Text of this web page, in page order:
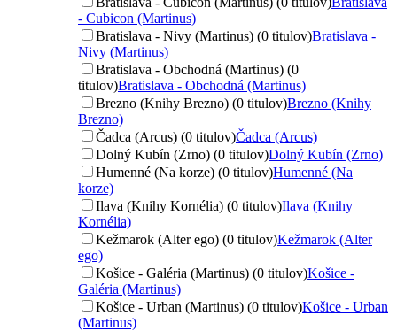
- Cubicon (Martinus)
Bratislava - Nivy (Martinus) (0 titulov)Bratislava -
Nivy (Martinus)
Bratislava - Obchodná (Martinus) (0
titulov)Bratislava - Obchodná (Martinus)
Brezno (Knihy Brezno) (0 titulov)Brezno (Knihy
Brezno)
Čadca (Arcus) (0 titulov)Čadca (Arcus)
Dolný Kubín (Zrno) (0 titulov)Dolný Kubín (Zrno)
Humenné (Na korze) (0 titulov)Humenné (Na
korze)
Ilava (Knihy Kornélia) (0 titulov)Ilava (Knihy
Kornélia)
Kežmarok (Alter ego) (0 titulov)Kežmarok (Alter
ego)
Košice - Galéria (Martinus) (0 titulov)Košice -
Galéria (Martinus)
Košice - Urban (Martinus) (0 titulov)Košice - Urban
(Martinus)